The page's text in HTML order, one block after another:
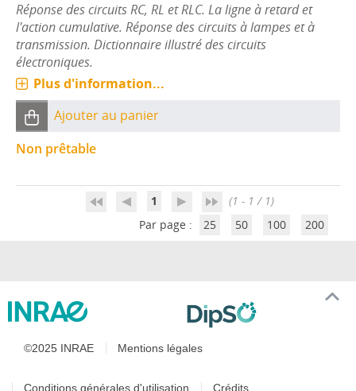
Réponse des circuits RC, RL et RLC. La ligne à retard et
l'action cumulative. Réponse des circuits à lampes et à
transmission. Dictionnaire illustré des circuits
électroniques.
Plus d'information...
Ajouter au panier
Non prêtable
1
(1 - 1 / 1)
Par page :
25 50 100 200
©2025 INRAE Mentions légales
Conditions générales d'utilisation Crédits